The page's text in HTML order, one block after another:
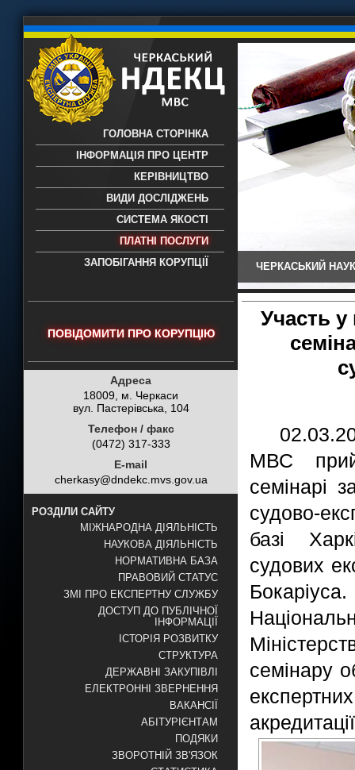
науково-дослідний експертно-
- проведення всих видів судових
експертиз
ГОЛОВНА СТОРІНКА
ІНФОРМАЦІЯ ПРО ЦЕНТР
КЕРІВНИЦТВО
ВИДИ ДОСЛІДЖЕНЬ
СИСТЕМА ЯКОСТІ
ПЛАТНІ ПОСЛУГИ
ЗАПОБІГАННЯ КОРУПЦІЇ
ЧЕРКАСЬКИЙ
ПОВІДОМИТИ ПРО КОРУПЦІЮ
Адреса
18009, м. Черкаси
вул. Пастерівська, 104
Телефон / факс
(0472) 317-333
E-mail
cherkasy@dndekc.mvs.gov.ua
РОЗДІЛИ САЙТУ
МІЖНАРОДНА ДІЯЛЬНІСТЬ
НАУКОВА ДІЯЛЬНІСТЬ
НОРМАТИВНА БАЗА
ПРАВОВИЙ СТАТУС
ЗМІ ПРО ЕКСПЕРТНУ СЛУЖБУ
ДОСТУП ДО ПУБЛІЧНОЇ
ІНФОРМАЦІЇ
ІСТОРІЯ РОЗВИТКУ
СТРУКТУРА
ДЕРЖАВНІ ЗАКУПІВЛІ
ЕЛЕКТРОННІ ЗВЕРНЕННЯ
ВАКАНСІЇ
АБІТУРІЄНТАМ
ПОДЯКИ
ЗВОРОТНІЙ ЗВ'ЯЗОК
Участь
МВС
семінарі
судово-
базі
судових
семінару